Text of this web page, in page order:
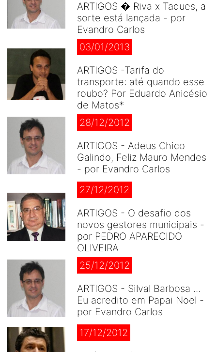
ARTIGOS � Riva x Taques, a
sorte está lançada - por
Evandro Carlos
03/01/2013
ARTIGOS -Tarifa do
transporte: até quando esse
roubo? Por Eduardo Anicésio
de Matos*
28/12/2012
ARTIGOS - Adeus Chico
Galindo, Feliz Mauro Mendes
- por Evandro Carlos
27/12/2012
ARTIGOS - O desafio dos
novos gestores municipais -
por PEDRO APARECIDO
OLIVEIRA
25/12/2012
ARTIGOS - Silval Barbosa ...
Eu acredito em Papai Noel -
por Evandro Carlos
17/12/2012